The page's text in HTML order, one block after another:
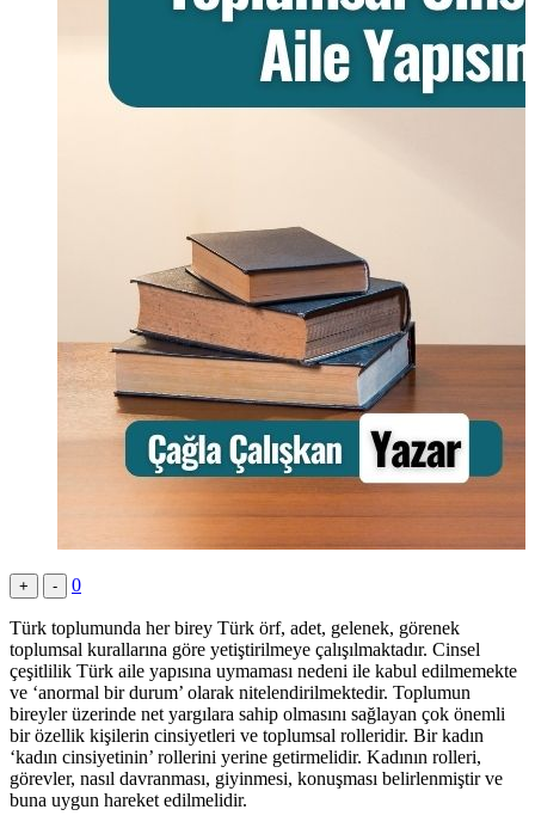
+ - 0
Türk toplumunda her birey Türk örf, adet, gelenek, görenek
toplumsal kurallarına göre yetiştirilmeye çalışılmaktadır. Cinsel
çeşitlilik Türk aile yapısına uymaması nedeni ile kabul edilmemekte
ve ‘anormal bir durum’ olarak nitelendirilmektedir. Toplumun
bireyler üzerinde net yargılara sahip olmasını sağlayan çok önemli
bir özellik kişilerin cinsiyetleri ve toplumsal rolleridir. Bir kadın
‘kadın cinsiyetinin’ rollerini yerine getirmelidir. Kadının rolleri,
görevler, nasıl davranması, giyinmesi, konuşması belirlenmiştir ve
buna uygun hareket edilmelidir.